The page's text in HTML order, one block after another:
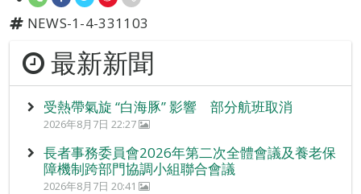
NEWS-1-4-331103
最新新聞
受熱帶氣旋 “白海豚” 影響 部分航班取消
2026年8月7日 22:27
長者事務委員會2026年第二次全體會議及養老保
障機制跨部門協調小組聯合會議
2026年8月7日 20:41